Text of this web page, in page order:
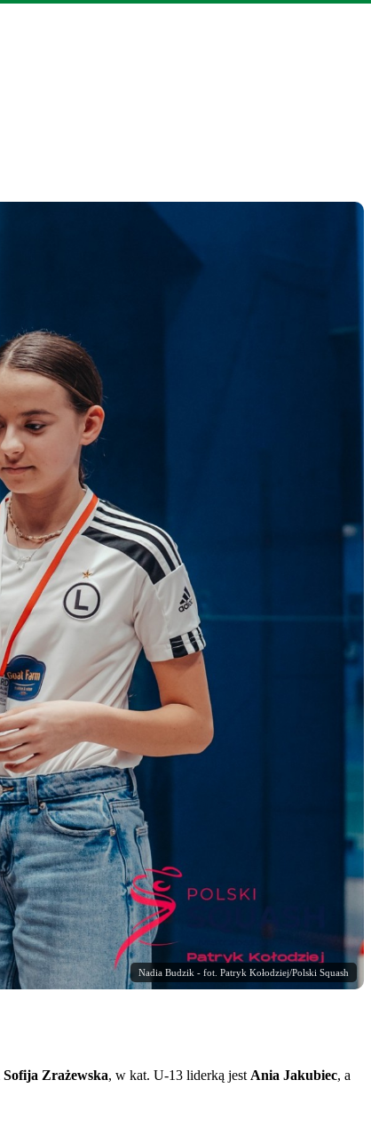
Nadia Budzik - fot. Patryk Kołodziej/Polski Squash
Sofija Zrażewska, w kat. U-13 liderką jest Ania Jakubiec, a